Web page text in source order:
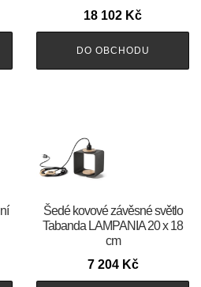
18 102 Kč
DO OBCHODU
Šedé kovové závěsné světlo
Tabanda LAMPANIA 20 x 18
cm
7 204 Kč